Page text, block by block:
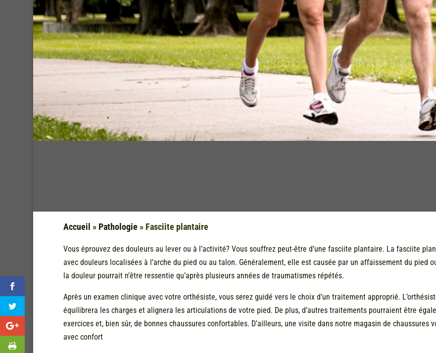
Accueil » Pathologie» Fasciite plantaire
Vous éprouvez des douleurs au lever ou à l’activité? Vous souffrez peut-être d’une fasciite plantaire. La fasciite
avec douleurs localisées à l’arche du pied ou au talon. Généralement, elle est causée par un affaissement du pied
la douleur pourrait n’être ressentie qu’après plusieurs années de traumatismes répétés.
Après un examen clinique avec votre orthésiste, vous serez guidé vers le choix d’un traitement approprié.
équilibrera les charges et alignera les articulations de votre pied. De plus, d’autres traitements pourraient être
exercices et, bien sûr, de bonnes chaussures confortables. D’ailleurs, une visite dans notre magasin de
avec confort